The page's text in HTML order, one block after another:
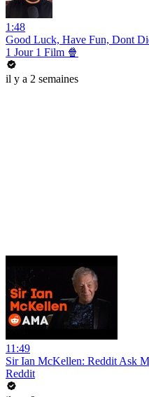
1:48
Good Luck, Have Fun, Dont
1 Jour 1 Film 🍿
il y a 2 semaines
11:49
Sir Ian McKellen: Reddit Ask
Reddit